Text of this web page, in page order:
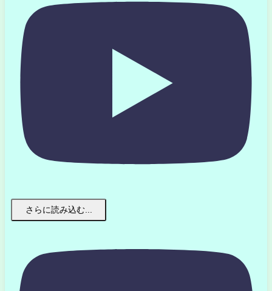
さらに読み込む...